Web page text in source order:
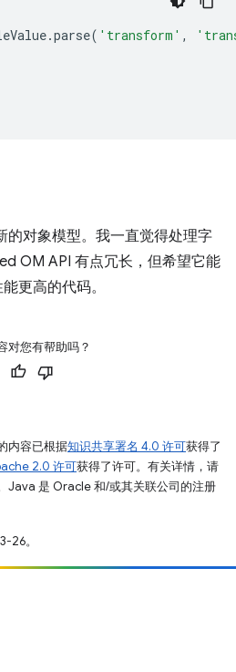
.parse( 'transform' ,
的对象模型。我一直觉得处理字
OM API 有点冗长，但希望它能
更高的代码。
对您有帮助吗？
内容已根据知识共享署名 4.0 许可获得了
2.0 许可获得了许可。有关详情，请
Java 是 Oracle 和/或其关联公司的注册
26。